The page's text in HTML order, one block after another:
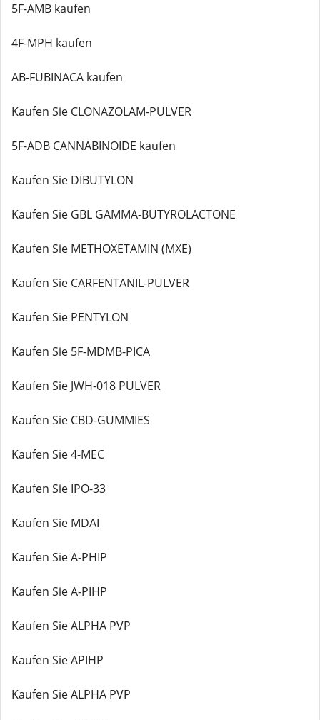
5F-AMB kaufen
4F-MPH kaufen
AB-FUBINACA kaufen
Kaufen Sie CLONAZOLAM-PULVER
5F-ADB CANNABINOIDE kaufen
Kaufen Sie DIBUTYLON
Kaufen Sie GBL GAMMA-BUTYROLACTONE
Kaufen Sie METHOXETAMIN (MXE)
Kaufen Sie CARFENTANIL-PULVER
Kaufen Sie PENTYLON
Kaufen Sie 5F-MDMB-PICA
Kaufen Sie JWH-018 PULVER
Kaufen Sie CBD-GUMMIES
Kaufen Sie 4-MEC
Kaufen Sie IPO-33
Kaufen Sie MDAI
Kaufen Sie A-PHIP
Kaufen Sie A-PIHP
Kaufen Sie ALPHA PVP
Kaufen Sie APIHP
Kaufen Sie ALPHA PVP